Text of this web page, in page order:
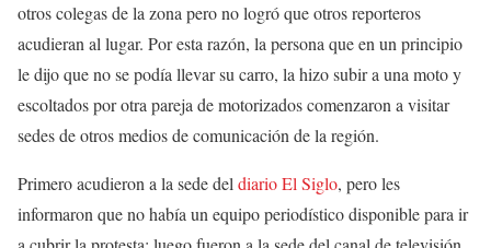
otros colegas de la zona pero no logró que otros reporteros
acudieran al lugar. Por esta razón, la persona que en un principio
le dijo que no se podía llevar su carro, la hizo subir a una moto y
escoltados por otra pareja de motorizados comenzaron a visitar
sedes de otros medios de comunicación de la región.
Primero acudieron a la sede del diario El Siglo, pero les
informaron que no había un equipo periodístico disponible para ir